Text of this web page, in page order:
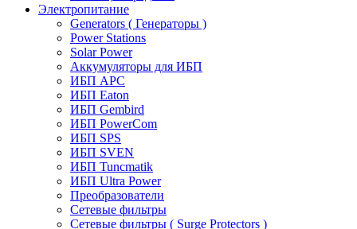
Электропитание
Generators ( Генераторы )
Power Stations
Solar Power
Аккумуляторы для ИБП
ИБП APC
ИБП Eaton
ИБП Gembird
ИБП PowerCom
ИБП SPS
ИБП SVEN
ИБП Tuncmatik
ИБП Ultra Power
Преобразователи
Сетевые фильтры
Сетевые фильтры ( Surge Protectors )